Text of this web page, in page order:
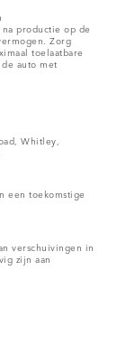
productie op de
Zorg
toelaatbare
auto met
Whitley,
een toekomstige
verschuivingen in
zijn aan